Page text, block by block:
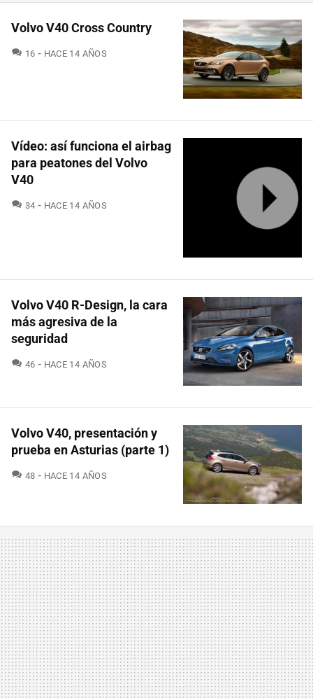
Volvo V40 Cross Country
16 COMENTARIOS
HACE 14 AÑOS
Vídeo: así funciona el airbag
para peatones del Volvo
V40
34 COMENTARIOS
HACE 14 AÑOS
Volvo V40 R-Design, la cara
más agresiva de la
seguridad
46 COMENTARIOS
HACE 14 AÑOS
Volvo V40, presentación y
prueba en Asturias (parte 1)
48 COMENTARIOS
HACE 14 AÑOS